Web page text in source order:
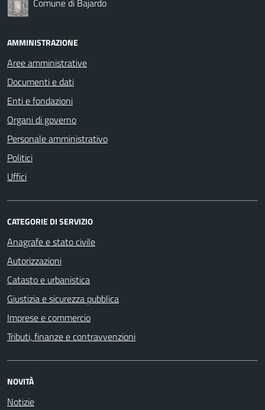
AMMINISTRAZIONE
Aree amministrative
Documenti e dati
Enti e fondazioni
Organi di governo
Personale amministrativo
Politici
Uffici
CATEGORIE DI SERVIZIO
Anagrafe e stato civile
Autorizzazioni
Catasto e urbanistica
Giustizia e sicurezza pubblica
Imprese e commercio
Tributi, finanze e contravvenzioni
NOVITÀ
Notizie